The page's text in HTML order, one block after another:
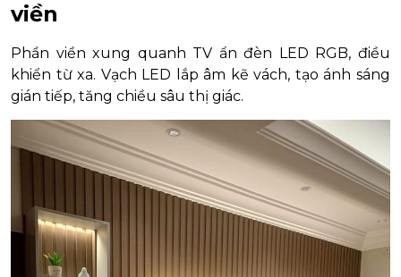
viền
Phần viền xung quanh TV ẩn đèn LED RGB, điều
khiển từ xa. Vạch LED lắp âm kẽ vách, tạo ánh sáng
gián tiếp, tăng chiều sâu thị giác.